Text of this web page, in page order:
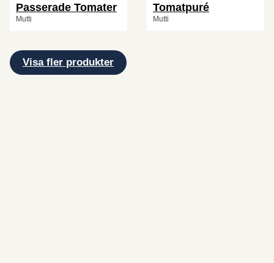
Passerade Tomater
Mutti
Tomatpuré
Mutti
Visa fler produkter